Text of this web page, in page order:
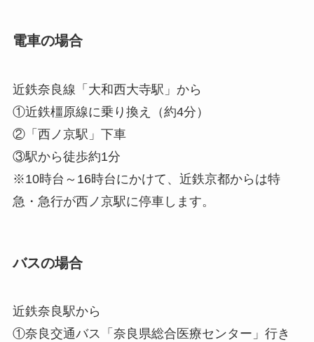
電車の場合
近鉄奈良線「大和西大寺駅」から
①近鉄橿原線に乗り換え（約4分）
②「西ノ京駅」下車
③駅から徒歩約1分
※10時台～16時台にかけて、近鉄京都からは特
急・急行が西ノ京駅に停車します。
バスの場合
近鉄奈良駅から
①奈良交通バス「奈良県総合医療センター」行き